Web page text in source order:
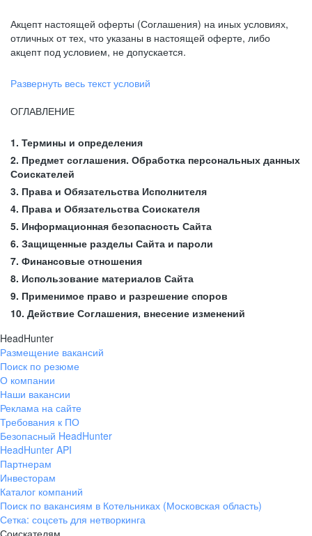
Акцепт настоящей оферты (Соглашения) на иных условиях,
отличных от тех, что указаны в настоящей оферте, либо
акцепт под условием, не допускается.
Развернуть весь текст условий
ОГЛАВЛЕНИЕ
1. Термины и определения
2. Предмет соглашения. Обработка персональных данных
Соискателей
3. Права и Обязательства Исполнителя
4. Права и Обязательства Соискателя
5. Информационная безопасность Сайта
6. Защищенные разделы Сайта и пароли
7. Финансовые отношения
8. Использование материалов Сайта
9. Применимое право и разрешение споров
10. Действие Соглашения, внесение изменений
HeadHunter
Размещение вакансий
Поиск по резюме
О компании
Наши вакансии
Реклама на сайте
Требования к ПО
Безопасный HeadHunter
HeadHunter API
Партнерам
Инвесторам
Каталог компаний
Поиск по вакансиям в Котельниках (Московская область)
Сетка: соцсеть для нетворкинга
Соискателям